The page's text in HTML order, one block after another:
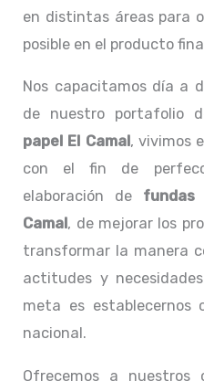
en distintas áreas para
posible en el producto
Nos capacitamos día a
de nuestro portafolio
papel El Camal , vivimos
con el fin de
elaboración de fundas
Camal , de mejorar los
transformar la manera
actitudes y
meta es establecernos
nacional.
Ofrecemos a